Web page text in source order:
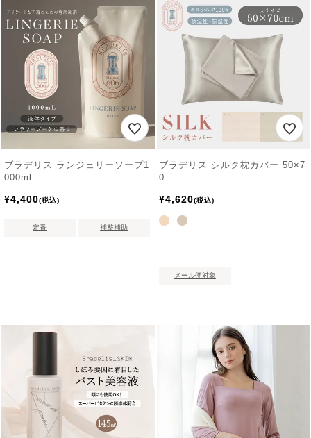
ブラデリス ランジェリーソープ1
000ml
¥4,400 税込
定番 補整補助
ブラデリス シルク枕カバー 50×7
0
¥4,620 税込
メール便対象